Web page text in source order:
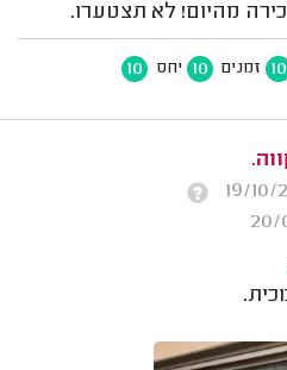
מהיום! לא תצטערו.
10 זמנים 10 יחס 10